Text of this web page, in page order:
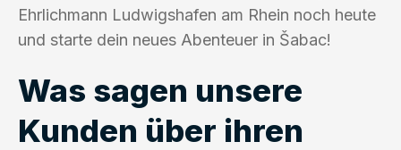
Ehrlichmann Ludwigshafen am Rhein noch heute
und starte dein neues Abenteuer in Šabac!
Was sagen unsere
Kunden über ihren